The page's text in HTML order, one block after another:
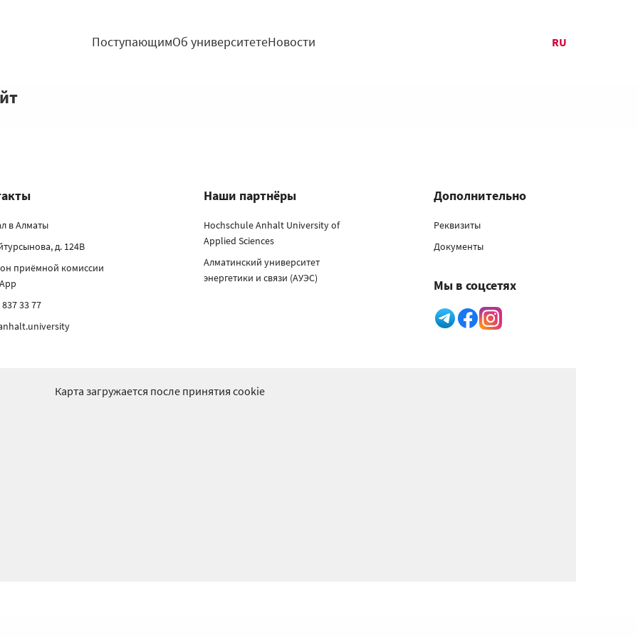
ПоступающимОб университетеНовости RU
в Алматы
д. 124В
приёмной комиссии
33 77
Наши партнёры
Hochschule Anhalt University of
Applied Sciences
Алматинский университет
энергетики и связи (АУЭС)
Дополнительно
Реквизиты
Документы
Мы в соцсетях
Карта загружается после принятия cookie